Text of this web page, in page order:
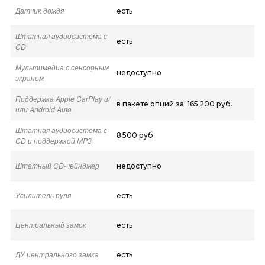
Датчик дождя есть
Штатная аудиосистема с
CD
есть
Мультимедиа с сенсорным
экраном
недоступно
Поддержка Apple CarPlay и/
или Android Auto
в пакете опций за 165 200 руб.
Штатная аудиосистема с
CD и поддержкой MP3
8 500 руб.
Штатный CD-чейнджер недоступно
Усилитель руля есть
Центральный замок есть
ДУ центрального замка есть